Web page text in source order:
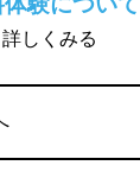
詳しくみる